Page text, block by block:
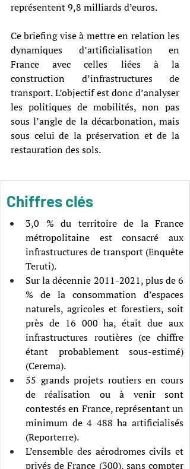
représentent 9,8 milliards d’euros.
Ce briefing vise à mettre en relation les
dynamiques d’artificialisation en
France avec celles liées à la
construction d’infrastructures de
transport. L’objectif est donc d’analyser
les politiques de mobilités, non pas
sous l’angle de la décarbonation, mais
sous celui de la préservation et de la
restauration des sols.
Chiffres clés
3,0 % du territoire de la France
métropolitaine est consacré aux
infrastructures de transport (Enquête
Teruti).
Sur la décennie 2011-2021, plus de 6
% de la consommation d’espaces
naturels, agricoles et forestiers, soit
près de 16 000 ha, était due aux
infrastructures routières (ce chiffre
étant probablement sous-estimé)
(Cerema).
55 grands projets routiers en cours
de réalisation ou à venir sont
contestés en France, représentant un
minimum de 4 488 ha artificialisés
(Reporterre).
L’ensemble des aérodromes civils et
privés de France (300), sans compter